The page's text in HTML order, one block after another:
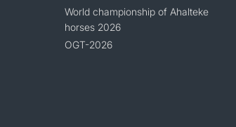
World championship of Ahalteke
horses 2026
OGT-2026